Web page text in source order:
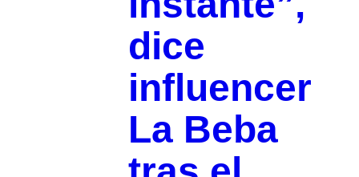
dice
influencer
La Beba